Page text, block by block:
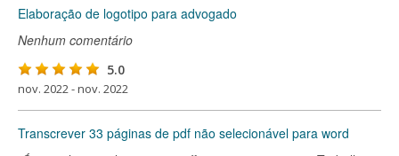
Elaboração de logotipo para advogado
Nenhum comentário
5.0
nov. 2022 - nov. 2022
Transcrever 33 páginas de pdf não selecionável para word